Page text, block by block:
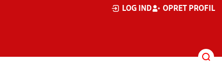
LOG IND OPRET PROFIL